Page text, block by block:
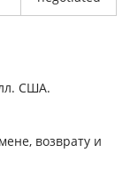
США.
возврату и